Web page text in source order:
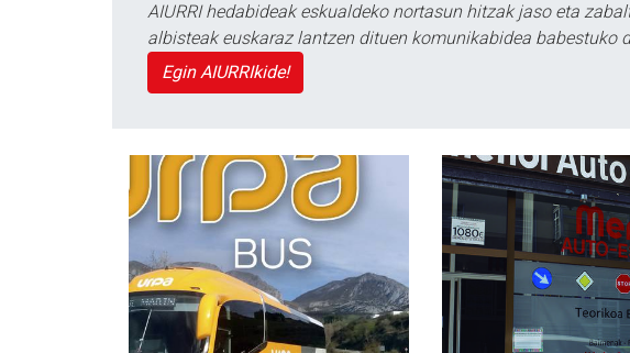
AIURRI hedabideak eskualdeko nortasun hitzak jaso eta
albisteak euskaraz lantzen dituen komunikabidea babestuko
Egin AIURRIkide!